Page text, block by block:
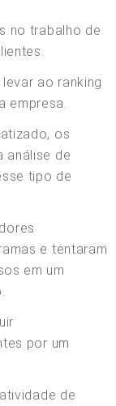
no trabalho de
ao ranking
empresa.
os
análise de
tipo de
e tentaram
em um
por um
de